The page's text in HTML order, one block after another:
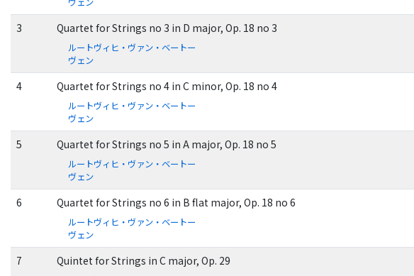
3 Quartet for Strings no 3 in D major, Op. 18 no 3
ルートヴィヒ・ヴァン・ベートー
ヴェン
4 Quartet for Strings no 4 in C minor, Op. 18 no 4
ルートヴィヒ・ヴァン・ベートー
ヴェン
5 Quartet for Strings no 5 in A major, Op. 18 no 5
ルートヴィヒ・ヴァン・ベートー
ヴェン
6 Quartet for Strings no 6 in B flat major, Op. 18 no 6
ルートヴィヒ・ヴァン・ベートー
ヴェン
7 Quintet for Strings in C major, Op. 29